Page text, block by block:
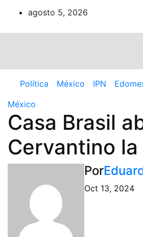
contenido
agosto 5, 2026
Política México IPN
México
Casa Brasil
Cervantino
Por
Oct 13, 2024